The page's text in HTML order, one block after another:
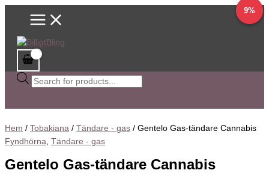
HoppaMain
Sök
efter
Hem / Tobakiana / Tändare - gas / Gentelo Gas-tändare Cannabis
Fyndhörna Tändare - gas
Gentelo Gas-tändare Cannabis
Det
ursprungliga
var:
20,00 kr.
Det
Gentelo
Cannabis
mängd
13%
Det
Det
9%
Det
Det
Prisintervall:
Den
varianter.
alternativen
kan
produktsidan